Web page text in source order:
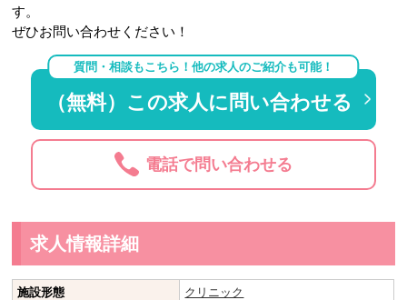
す。
ぜひお問い合わせください！
質問・相談もこちら！他の求人のご紹介も可能！
（無料）この求人に問い合わせる
電話で問い合わせる
求人情報詳細
施設形態
クリニック